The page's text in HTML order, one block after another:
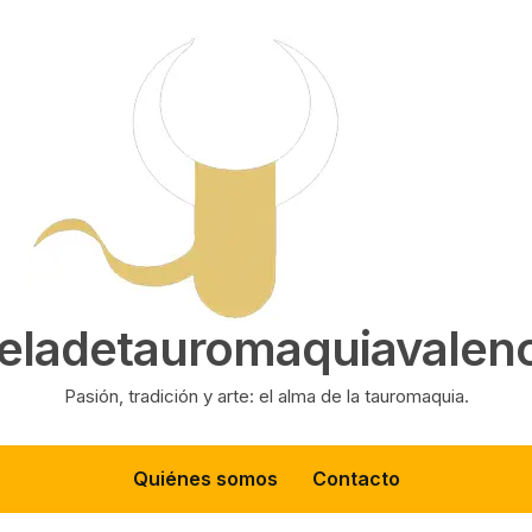
Pasión, tradición y arte: el alma de la tauromaquia.
Quiénes somos Contacto